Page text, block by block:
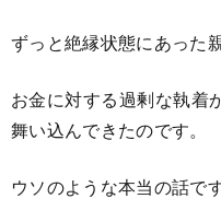
ずっと絶縁状態にあった
お金に対する過剰な執着
舞い込んできたのです。
ウソのような本当の話です